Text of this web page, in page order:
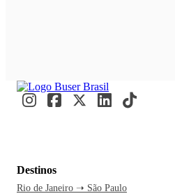
Destinos
Rio de Janeiro ➝ São Paulo